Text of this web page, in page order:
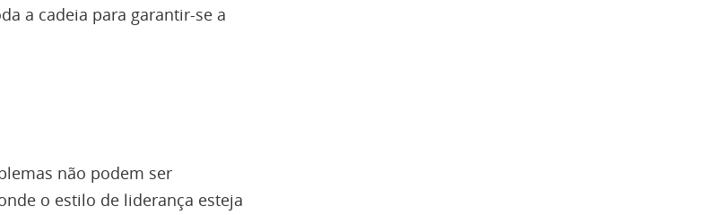
a cadeia para garantir-se a
não podem ser
o estilo de liderança esteja